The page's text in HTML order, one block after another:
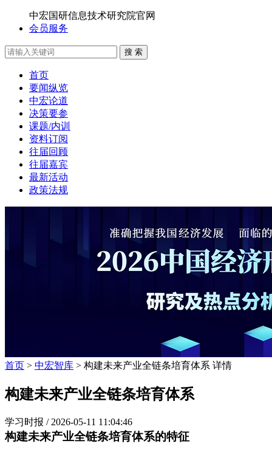
中宏国研信息技术研究院官网
会员服务
搜 索
首页
要闻纵览
中宏论道
决策要参
课题/内训
资料订阅
往届回顾
往届嘉宾
最新活动
政策法规
首页 > 中宏智库 > 构建未来产业全链条培育体系 详情
构建未来产业全链条培育体系
学习时报 / 2026-05-11 11:04:46
构建未来产业全链条培育体系的特征